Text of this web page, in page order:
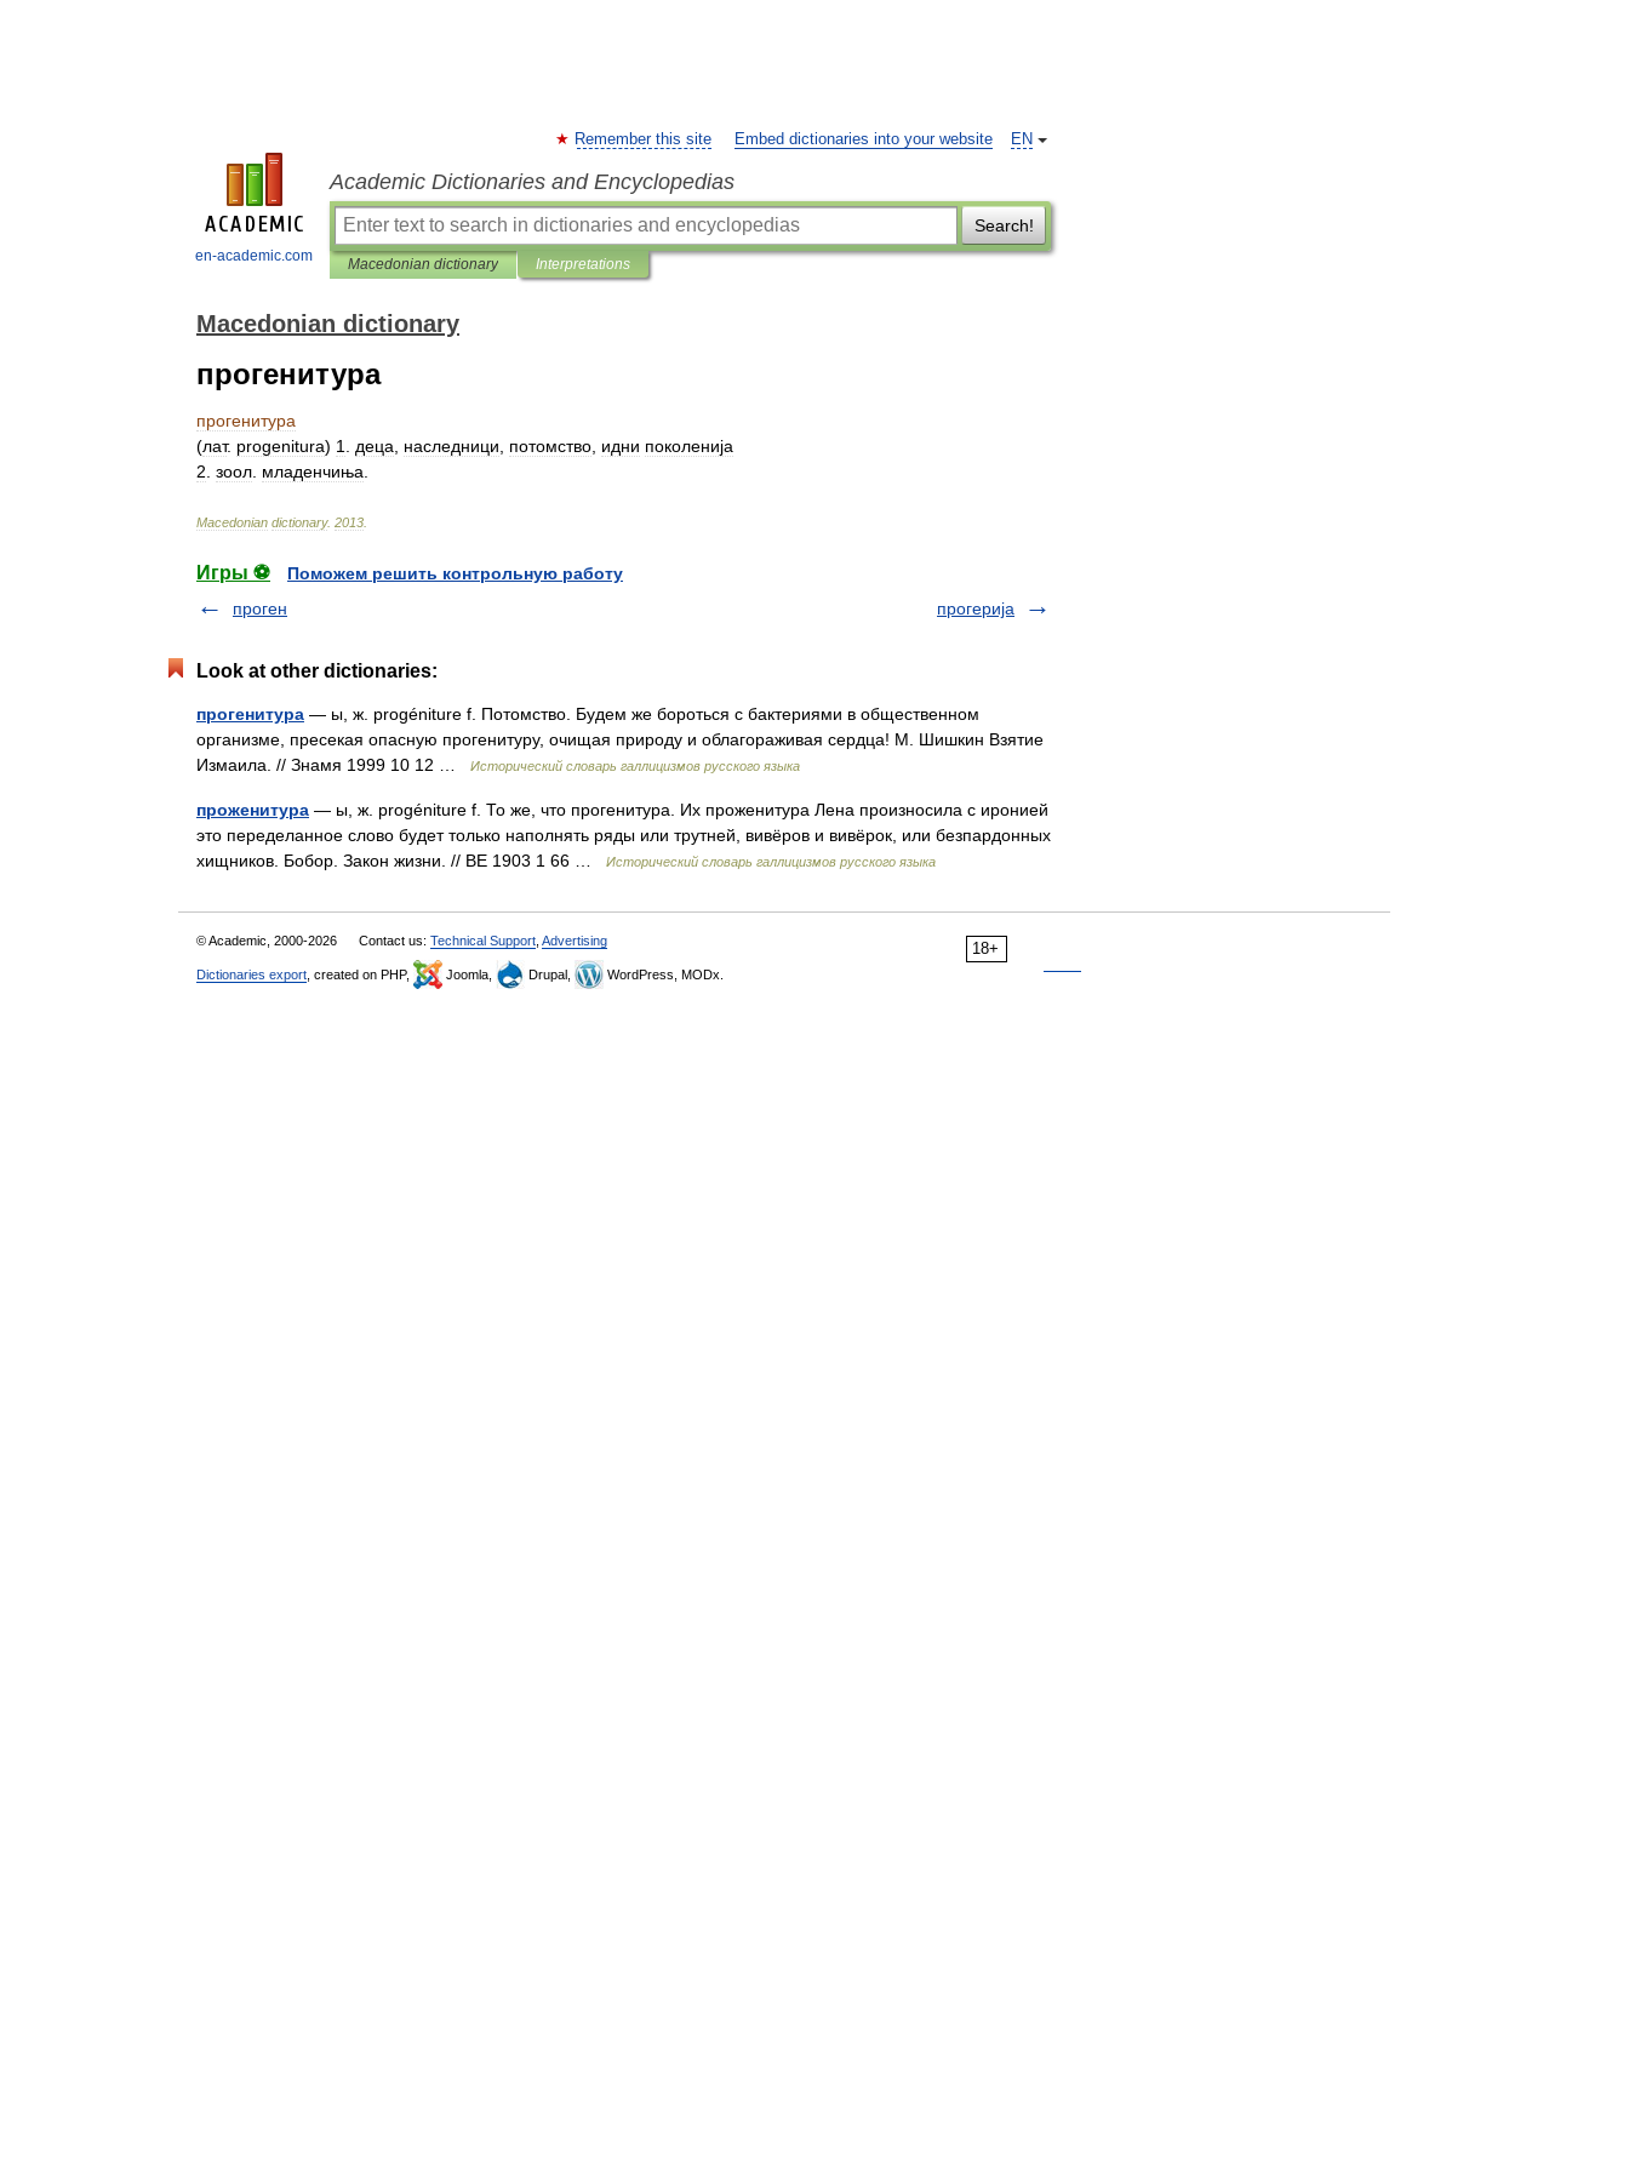
en-academic.com
EN
Remember this site Embed dictionaries into your website
Academic Dictionaries and Encyclopedias
Search!
Macedonian dictionary Interpretations
Macedonian dictionary
прогенитура
прогенитура
(лат. progenitura) 1 деца наследници потомство идни поколенија
2 зоол младенчиња
Macedonian dictionary. 2013
Игры ⚽
Поможем решить контрольную работу
проген
прогерија
Look at other dictionaries:
прогенитура — ы, ж. progéniture f. Потомство. Будем же бороться с бактериями в общественном
организме, пресекая опасную прогенитуру, очищая природу и облагораживая сердца! М. Шишкин Взятие
Измаила. // Знамя 1999 10 12 …
Исторический словарь галлицизмов русского языка
проженитура — ы, ж. progéniture f. То же, что прогенитура. Их проженитура Лена произносила с иронией
это переделанное слово будет только наполнять ряды или трутней, вивёров и вивёрок, или безпардонных
хищников. Бобор. Закон жизни. // ВЕ 1903 1 66 …
Исторический словарь галлицизмов русского языка
18+
© Academic, 2000-2026 Contact us: Technical Support Advertising
Dictionaries export , created on PHP, Joomla, Drupal, WordPress, MODx.